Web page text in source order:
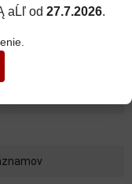
aĹľ od 27.7.2026.